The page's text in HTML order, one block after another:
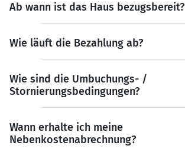
Ab wann ist das Haus bezugsbereit?
Wie läuft die Bezahlung ab?
Wie sind die Umbuchungs- /
Stornierungsbedingungen?
Wann erhalte ich meine
Nebenkostenabrechnung?